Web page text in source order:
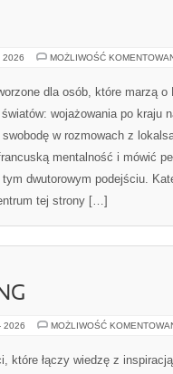
2026 MOŻLIWOŚĆ
dla osób, które marzą
wojażowania po kraju
w rozmowach z
mentalność i mówić
dwutorowym podejściu.
tej strony […]
2026 MOŻLIWOŚĆ
które łączy wiedzę z